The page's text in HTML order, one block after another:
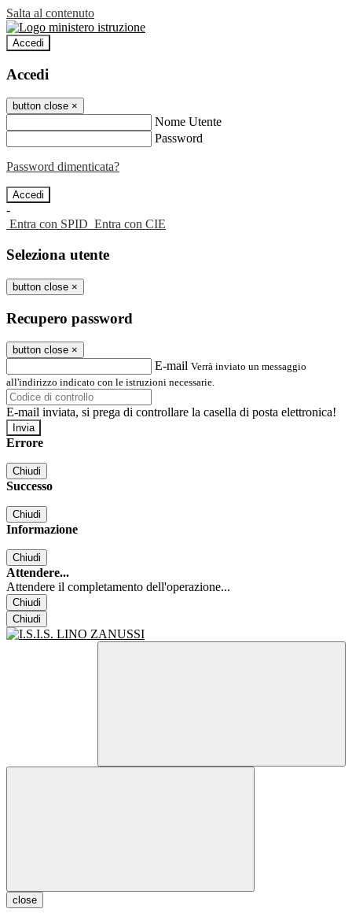
Salta al contenuto
Accedi
Accedi
button close ×
Nome Utente
Password
Password dimenticata?
-
Entra con SPID Entra con CIE
Seleziona utente
button close ×
Recupero password
button close ×
E-mail Verrà inviato un messaggio
all'indirizzo indicato con le istruzioni necessarie.
E-mail inviata, si prega di controllare la casella di posta elettronica!
Errore
Chiudi
Successo
Chiudi
Informazione
Chiudi
Attendere...
Attendere il completamento dell'operazione...
Chiudi
Chiudi
close